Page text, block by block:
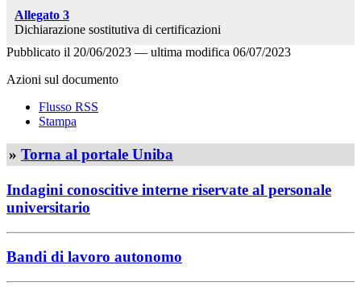
Allegato 3
Dichiarazione sostitutiva di certificazioni
Pubblicato il 20/06/2023 — ultima modifica 06/07/2023
Azioni sul documento
Flusso RSS
Stampa
» Torna al portale Uniba
Indagini conoscitive interne riservate al personale
universitario
Bandi di lavoro autonomo